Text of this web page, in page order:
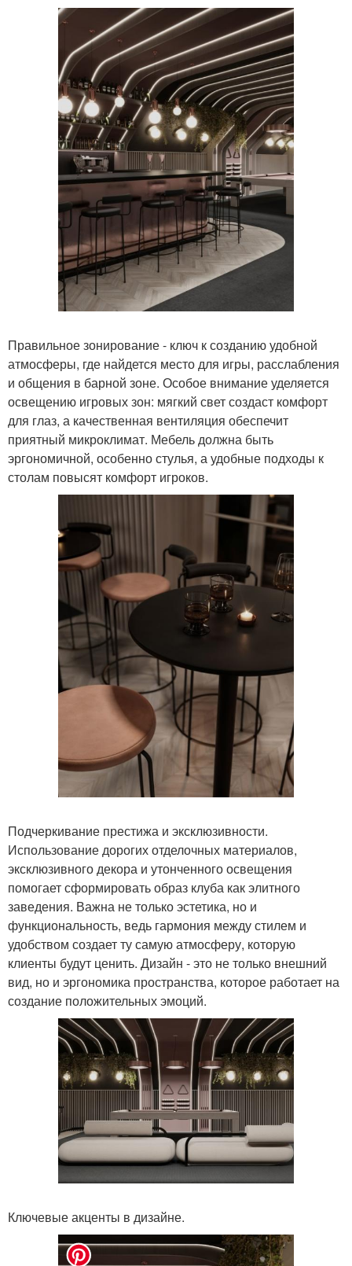
Правильное зонирование - ключ к созданию удобной
атмосферы, где найдется место для игры, расслабления
и общения в барной зоне. Особое внимание уделяется
освещению игровых зон: мягкий свет создаст комфорт
для глаз, а качественная вентиляция обеспечит
приятный микроклимат. Мебель должна быть
эргономичной, особенно стулья, а удобные подходы к
столам повысят комфорт игроков.
Подчеркивание престижа и эксклюзивности.
Использование дорогих отделочных материалов,
эксклюзивного декора и утонченного освещения
помогает сформировать образ клуба как элитного
заведения. Важна не только эстетика, но и
функциональность, ведь гармония между стилем и
удобством создает ту самую атмосферу, которую
клиенты будут ценить. Дизайн - это не только внешний
вид, но и эргономика пространства, которое работает на
создание положительных эмоций.
Ключевые акценты в дизайне.